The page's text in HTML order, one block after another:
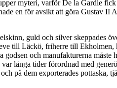
myteri, varför De la Gardie
en för avsikt att göra Gustav
guld och silver skeppades
till Läckö, friherre till
och manufakturerna
långa tider förordnad med
på dem exporterades pottaska,